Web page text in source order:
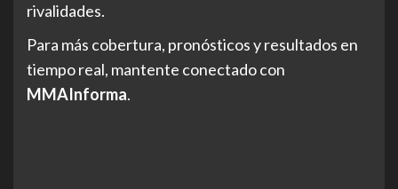
rivalidades.
Para más cobertura, pronósticos y resultados en
tiempo real, mantente conectado con
MMAInforma.